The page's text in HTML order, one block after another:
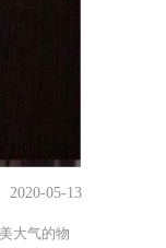
2020-05-13
大气的物